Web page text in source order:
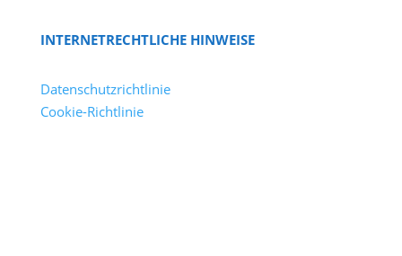
INTERNETRECHTLICHE HINWEISE
Datenschutzrichtlinie
Cookie-Richtlinie